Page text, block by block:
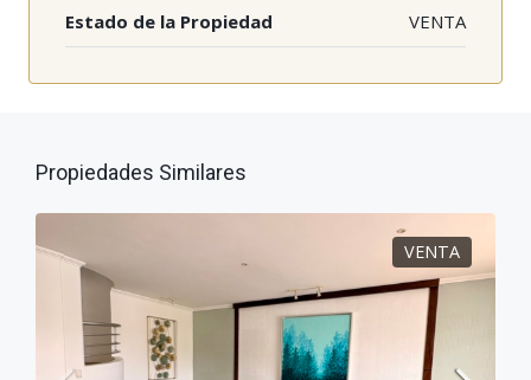
Estado de la Propiedad VENTA
Propiedades Similares
VENTA